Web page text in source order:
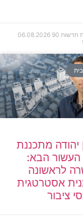
90
06.08.2026
יהודה מתכננת
הבא:
לראשונה
אסטרטגית
ציבור